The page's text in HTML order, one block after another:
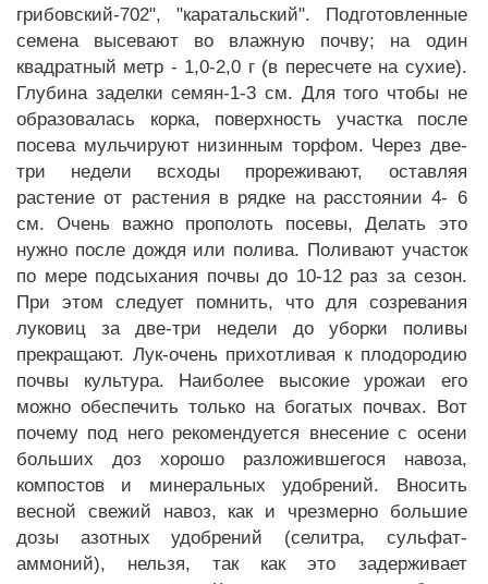
грибовский-702", "каратальский". Подготовленные
семена высевают во влажную почву; на один
квадратный метр - 1,0-2,0 г (в пересчете на сухие).
Глубина заделки семян-1-3 см. Для того чтобы не
образовалась корка, поверхность участка после
посева мульчируют низинным торфом. Через две-
три недели всходы прореживают, оставляя
растение от растения в рядке на расстоянии 4- 6
см. Очень важно прополоть посевы, Делать это
нужно после дождя или полива. Поливают участок
по мере подсыхания почвы до 10-12 раз за сезон.
При этом следует помнить, что для созревания
луковиц за две-три недели до уборки поливы
прекращают. Лук-очень прихотливая к плодородию
почвы культура. Наиболее высокие урожаи его
можно обеспечить только на богатых почвах. Вот
почему под него рекомендуется внесение с осени
больших доз хорошо разложившегося навоза,
компостов и минеральных удобрений. Вносить
весной свежий навоз, как и чрезмерно большие
дозы азотных удобрений (селитра, сульфат-
аммоний), нельзя, так как это задерживает